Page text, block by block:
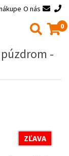
O nás
0
púzdrom -
ZĽAVA